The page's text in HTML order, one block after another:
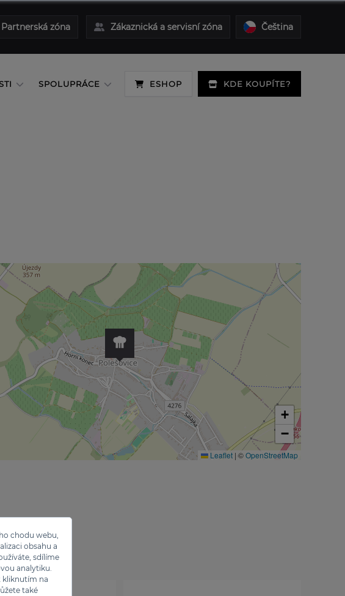
chodu webu,
obsahu a
sdílíme
analytiku.
kliknutím na
také
Partnerská zóna Zákaznická a servisní zóna Čeština
SPOLUPRÁCE ESHOP KDE KOUPÍTE?
+
−
Leaflet | ©OpenStreetMap